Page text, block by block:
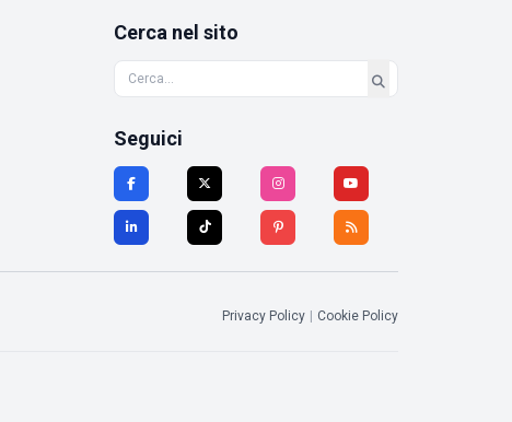
Cerca nel sito
Seguici
Privacy Policy Cookie Policy